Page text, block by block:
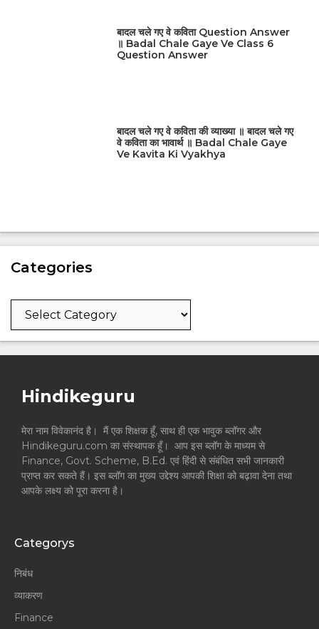
बादल चले गए वे कविता Question Answer
॥ Badal Chale Gaye Ve Class 6
Question Answer
बादल चले गए वे कविता की व्याख्या ॥ बादल चले गए
वे कविता का भावार्थ ॥ Badal Chale Gaye
Ve Kavita Ki Vyakhya
Categories
Categories
Hindikeguru
मेरा नाम विवेकानंद है। मैं एक शिक्षक हूँ, साथ ही एक भावुक ब्लॉगर और
Hindikeguru.com का संस्थापक हूँ। आप इस ब्लॉग के माध्यम से
Finance, Govt. Scheme, B.Ed. एवं हिंदी से संबंधित सभी जानकारी
प्राप्त कर सकते हैं। इस ब्लॉग का मुख्य उद्देश्य आपकी शिक्षा को बढ़ावा देना तथा
आपके लक्ष्य को पूरा करना है।
Categorys
निबंध
व्याकरण
Finance